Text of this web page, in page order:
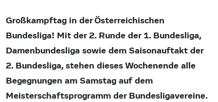
Großkampftag in der Österreichischen
Bundesliga! Mit der 2. Runde der 1. Bundesliga,
Damenbundesliga sowie dem Saisonauftakt der
2. Bundesliga, stehen dieses Wochenende alle
Begegnungen am Samstag auf dem
Meisterschaftsprogramm der Bundesligavereine.